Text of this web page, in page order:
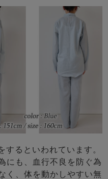
るといわれています。
にも、血行不良を防ぐ為
く、体を動かしやすい無